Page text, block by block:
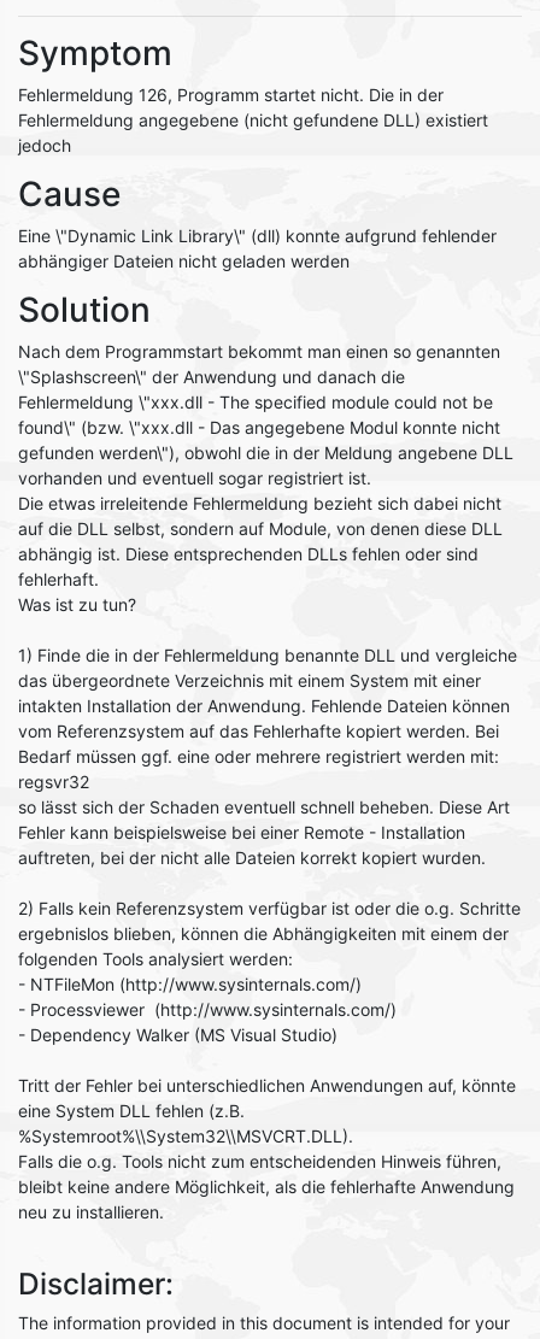
Symptom
Fehlermeldung 126, Programm startet nicht. Die in der
Fehlermeldung angegebene (nicht gefundene DLL) existiert
jedoch
Cause
Eine \"Dynamic Link Library\" (dll) konnte aufgrund fehlender
abhängiger Dateien nicht geladen werden
Solution
Nach dem Programmstart bekommt man einen so genannten
\"Splashscreen\" der Anwendung und danach die
Fehlermeldung \"xxx.dll - The specified module could not be
found\" (bzw. \"xxx.dll - Das angegebene Modul konnte nicht
gefunden werden\"), obwohl die in der Meldung angebene DLL
vorhanden und eventuell sogar registriert ist.
Die etwas irreleitende Fehlermeldung bezieht sich dabei nicht
auf die DLL selbst, sondern auf Module, von denen diese DLL
abhängig ist. Diese entsprechenden DLLs fehlen oder sind
fehlerhaft.
Was ist zu tun?
1) Finde die in der Fehlermeldung benannte DLL und vergleiche
das übergeordnete Verzeichnis mit einem System mit einer
intakten Installation der Anwendung. Fehlende Dateien können
vom Referenzsystem auf das Fehlerhafte kopiert werden. Bei
Bedarf müssen ggf. eine oder mehrere registriert werden mit:
regsvr32
so lässt sich der Schaden eventuell schnell beheben. Diese Art
Fehler kann beispielsweise bei einer Remote - Installation
auftreten, bei der nicht alle Dateien korrekt kopiert wurden.
2) Falls kein Referenzsystem verfügbar ist oder die o.g. Schritte
ergebnislos blieben, können die Abhängigkeiten mit einem der
folgenden Tools analysiert werden:
- NTFileMon (http://www.sysinternals.com/)
- Processviewer (http://www.sysinternals.com/)
- Dependency Walker (MS Visual Studio)
Tritt der Fehler bei unterschiedlichen Anwendungen auf, könnte
eine System DLL fehlen (z.B.
%Systemroot%\\System32\\MSVCRT.DLL).
Falls die o.g. Tools nicht zum entscheidenden Hinweis führen,
bleibt keine andere Möglichkeit, als die fehlerhafte Anwendung
neu zu installieren.
Disclaimer:
The information provided in this document is intended for your